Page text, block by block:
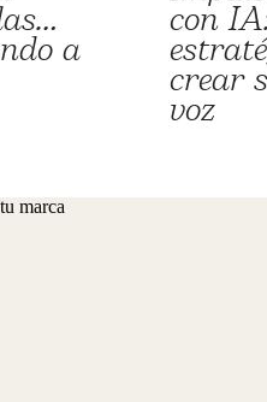
a
con
crear
voz